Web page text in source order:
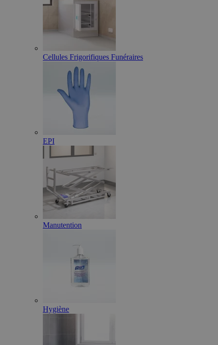
Cellules Frigorifiques Funéraires
EPI
Manutention
Hygiène